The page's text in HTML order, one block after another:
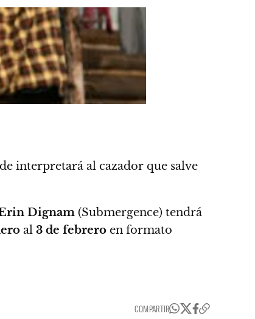
interpretará al cazador que salve
Dignam (Submergence) tendrá
al 3 de febrero en formato
COMPARTIR